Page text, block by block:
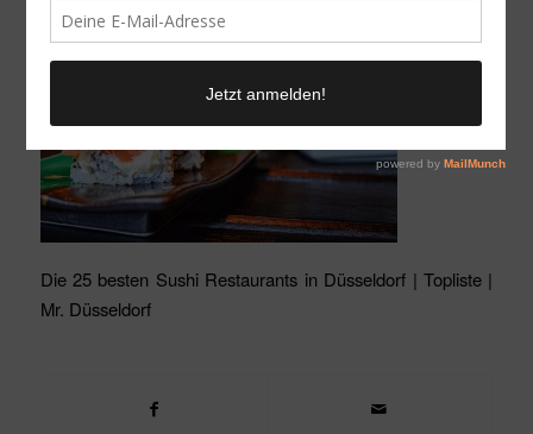
Die 25 besten Sushi Restaurants in Düsseldorf | Topliste |
Mr. Düsseldorf